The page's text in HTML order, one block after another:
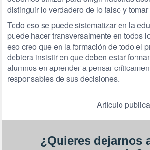
distinguir lo verdadero de lo falso y
Todo eso se puede sistematizar en la
puede hacer transversalmente en todos
eso creo que en la formación de todo el
debiera insistir en que deben estar
alumnos en aprender a pensar
responsables de sus decisiones.
Artículo
¿Quieres dejarnos